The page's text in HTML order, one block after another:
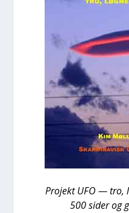
Pro­jekt UFO — tro,
500 sider og